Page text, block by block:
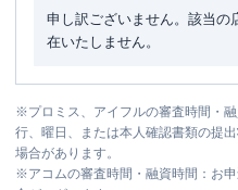
申し訳ございません。該当の
在いたしません。
※プロミス、アイフルの審査時間・
行、曜日、または本人確認書類の提
場合があります。
※アコムの審査時間・融資時間：お